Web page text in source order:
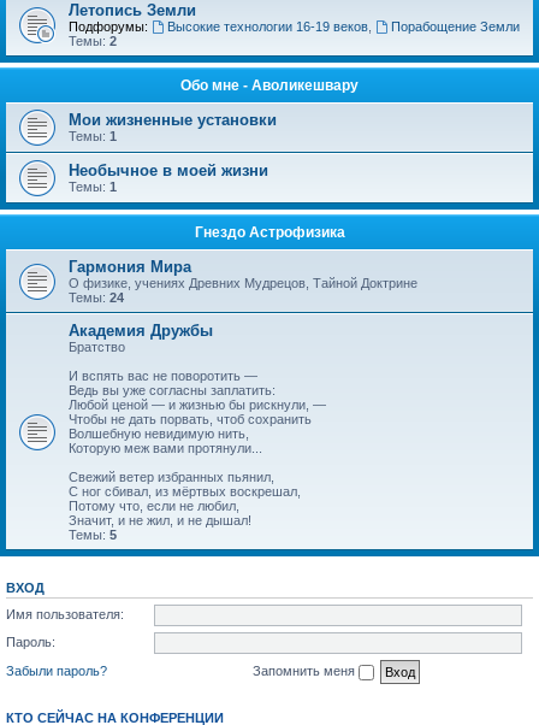
Летопись Земли
Подфорумы: Высокие технологии 16-19 веков,
Порабощение Земли
Темы: 2
Обо мне - Аволикешвару
Мои жизненные установки
Темы: 1
Необычное в моей жизни
Темы: 1
Гнездо Астрофизика
Гармония Мира
О физике, учениях Древних Мудрецов, Тайной Доктрине
Темы: 24
Академия Дружбы
Братство
И вспять вас не поворотить —
Ведь вы уже согласны заплатить:
Любой ценой — и жизнью бы рискнули, —
Чтобы не дать порвать, чтоб сохранить
Волшебную невидимую нить,
Которую меж вами протянули...
Свежий ветер избранных пьянил,
С ног сбивал, из мёртвых воскрешал,
Потому что, если не любил,
Значит, и не жил, и не дышал!
Темы: 5
ВХОД
Имя пользователя:
Пароль:
Забыли пароль?
Запомнить меня
КТО СЕЙЧАС НА КОНФЕРЕНЦИИ